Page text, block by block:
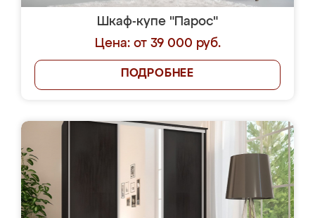
Шкаф-купе "Парос"
Цена: от 39 000 руб.
ПОДРОБНЕЕ